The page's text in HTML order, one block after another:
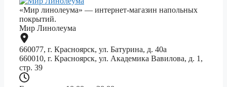
«Мир линолеума» — интернет-магазин напольных
покрытий.
Мир Линолеума
660077, г. Красноярск, ул. Батурина, д. 40а
660010, г. Красноярск, ул. Академика Вавилова, д. 1,
стр. 39